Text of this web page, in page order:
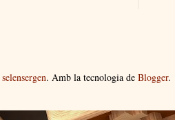
selensergen. Amb la tecnologia de Blogger.